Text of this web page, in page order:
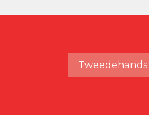
Tweedehands